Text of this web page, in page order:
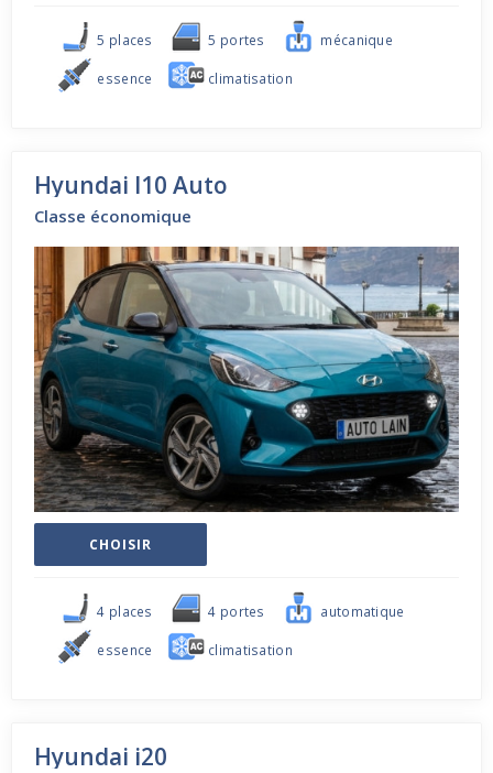
5 places 5 portes mécanique
essence climatisation
Hyundai I10 Auto
Classe économique
CHOISIR
4 places 4 portes automatique
essence climatisation
Hyundai i20